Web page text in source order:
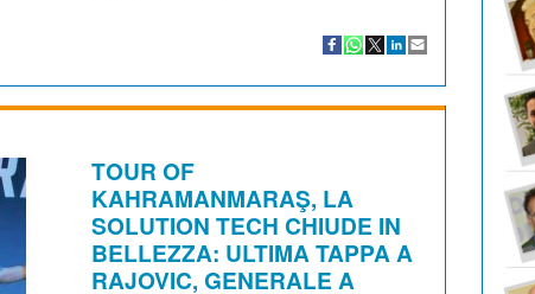
TOUR OF
KAHRAMANMARAŞ, LA
SOLUTION TECH CHIUDE IN
BELLEZZA: ULTIMA TAPPA A
RAJOVIC, GENERALE A